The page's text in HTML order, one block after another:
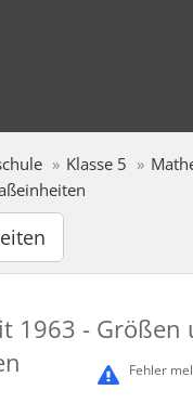
Klasse 5
1963 - Größen
Fehler